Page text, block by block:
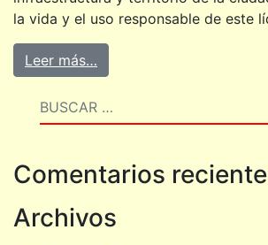
la vida y el uso responsable de este
Leer más…
Buscar
Comentarios
Archivos